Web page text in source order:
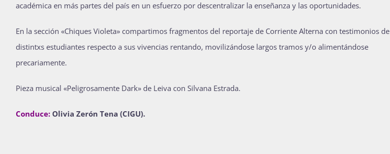
académica en más partes del país en un esfuerzo por descentralizar la enseñanza y las oportunidades.
En la sección «Chiques Violeta» compartimos fragmentos del reportaje de Corriente Alterna con testimonios de
distintxs estudiantes respecto a sus vivencias rentando, movilizándose largos tramos y/o alimentándose
precariamente.
Pieza musical «Peligrosamente Dark» de Leiva con Silvana Estrada.
Conduce: Olivia Zerón Tena (CIGU).